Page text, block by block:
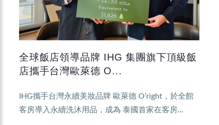
全球飯店領導品牌 IHG 集團旗下頂級飯
店攜手台灣歐萊德 O...
IHG攜手台灣永續美妝品牌 歐萊德 O’right，於全館
客房導入永續洗沐用品，成為 泰國首家在客房...